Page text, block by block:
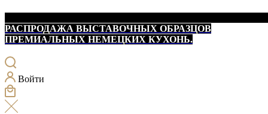
РАСПРОДАЖА ВЫСТАВОЧНЫХ ОБРАЗЦОВ
ПРЕМИАЛЬНЫХ НЕМЕЦКИХ КУХОНЬ.
Войти